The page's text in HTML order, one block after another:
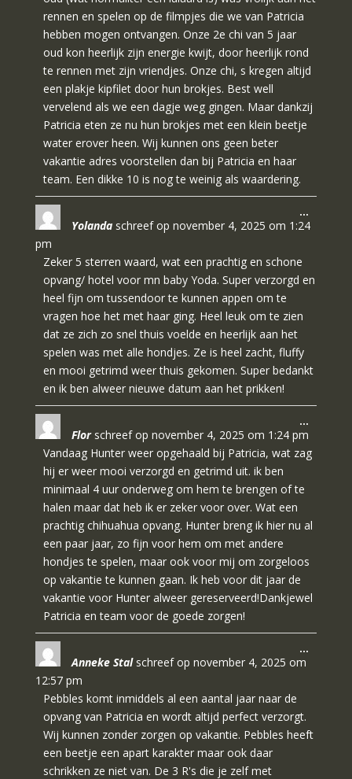
rennen en spelen op de filmpjes die we van Patricia
hebben mogen ontvangen. Onze 2e chi van 5 jaar
oud kon heerlijk zijn energie kwijt, door heerlijk rond
te rennen met zijn vriendjes. Onze chi, s kregen altijd
een plakje kipfilet door hun brokjes. Best well
vervelend als we een dagje weg gingen. Maar dankzij
Patricia eten ze nu hun brokjes met een klein beetje
water erover heen. Wij kunnen ons geen beter
vakantie adres voorstellen dan bij Patricia en haar
team. Een dikke 10 is nog te weinig als waardering.
Yolanda schreef op november 4, 2025 om 1:24
pm
Zeker 5 sterren waard, wat een prachtig en schone
opvang/ hotel voor mn baby Yoda. Super verzorgd en
heel fijn om tussendoor te kunnen appen om te
vragen hoe het met haar ging. Heel leuk om te zien
dat ze zich zo snel thuis voelde en heerlijk aan het
spelen was met alle hondjes. Ze is heel zacht, fluffy
en mooi getrimd weer thuis gekomen. Super bedankt
en ik ben alweer nieuwe datum aan het prikken!
…
deze
Flor schreef op november 4, 2025 om 1:24 pm
Vandaag Hunter weer opgehaald bij Patricia, wat zag
hij er weer mooi verzorgd en getrimd uit. ik ben
minimaal 4 uur onderweg om hem te brengen of te
halen maar dat heb ik er zeker voor over. Wat een
prachtig chihuahua opvang. Hunter breng ik hier nu al
een paar jaar, zo fijn voor hem om met andere
hondjes te spelen, maar ook voor mij om zorgeloos
op vakantie te kunnen gaan. Ik heb voor dit jaar de
vakantie voor Hunter alweer gereserveerd!Dankjewel
Patricia en team voor de goede zorgen!
…
Anneke Stal schreef op november 4, 2025 om
12:57 pm
Pebbles komt inmiddels al een aantal jaar naar de
opvang van Patricia en wordt altijd perfect verzorgt.
Wij kunnen zonder zorgen op vakantie. Pebbles heeft
een beetje een apart karakter maar ook daar
schrikken ze niet van. De 3 R's die je zelf met
…